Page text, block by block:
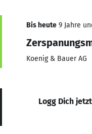
Bis heute 9 Jahre
Koenig & Bauer AG
Logg Dich